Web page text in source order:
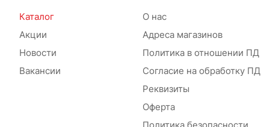
Каталог
Акции
Новости
Вакансии
О нас
Адреса магазинов
Политика в отношении ПД
Согласие на обработку ПД
Реквизиты
Оферта